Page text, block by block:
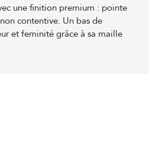
une finition premium : pointe
contentive. Un bas de
et feminité grâce à sa maille